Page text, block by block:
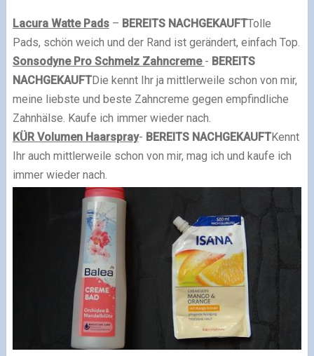
Lacura Watte Pads– BEREITS NACHGEKAUFTTolle
Pads, schön weich und der Rand ist gerändert, einfach Top.
Sonsodyne Pro Schmelz Zahncreme - BEREITS
NACHGEKAUFTDie kennt Ihr ja mittlerweile schon von mir,
meine liebste und beste Zahncreme gegen empfindliche
Zahnhälse. Kaufe ich immer wieder nach.
KÜR Volumen Haarspray- BEREITS NACHGEKAUFTKennt
Ihr auch mittlerweile schon von mir, mag ich und kaufe ich
immer wieder nach.